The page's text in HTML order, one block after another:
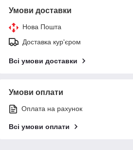
Умови доставки
Нова Пошта
Доставка кур'єром
Всі умови доставки
Умови оплати
Оплата на рахунок
Всі умови оплати